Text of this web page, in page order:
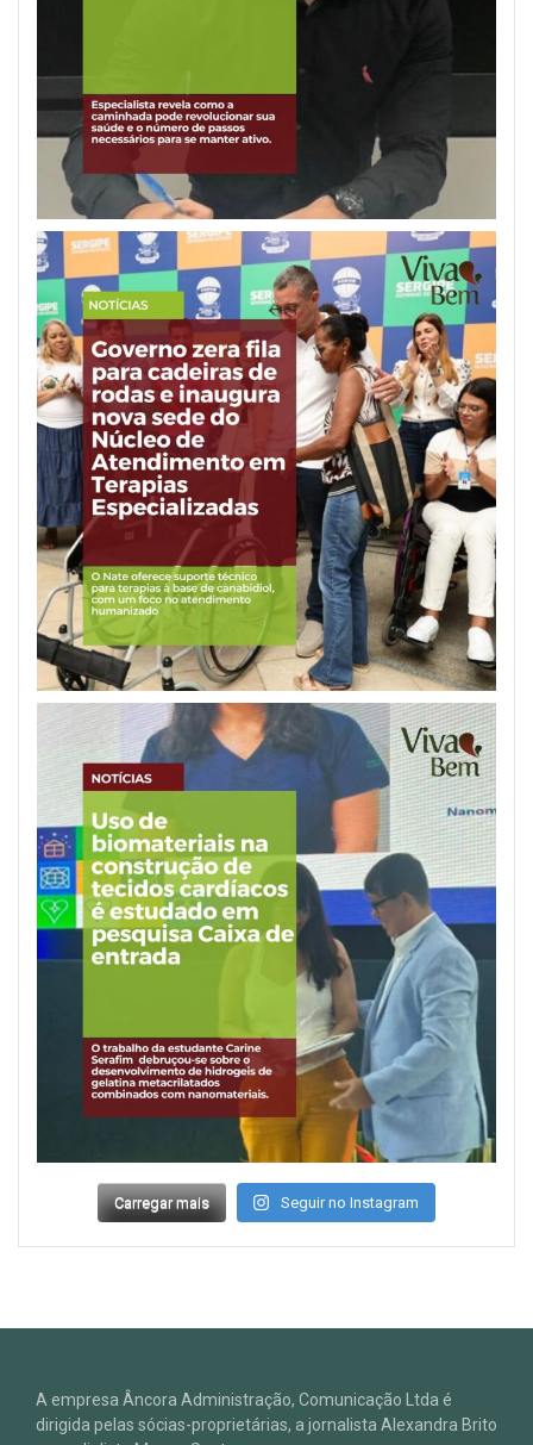
Carregar mais Seguir no Instagram
A empresa Âncora Administração, Comunicação Ltda é
dirigida pelas sócias-proprietárias, a jornalista Alexandra Brito